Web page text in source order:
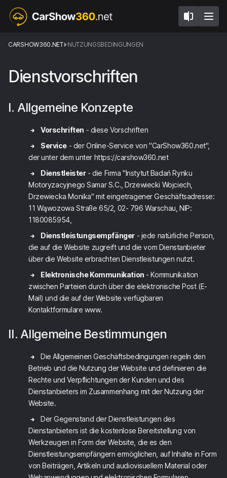
CARSHOW360.NET NUTZUNGSBEDINGUNGEN
Dienstvorschriften
I. Allgemeine Konzepte
Vorschriften - diese Vorschriften
Service - der Online-Service von "CarShow360.net",
der unter dem unter https://carshow360.net
Dienstleister- die Firma "Instytut Badań Rynku
Motoryzacyjnego Samar S.C., Drzewiecki Wojciech,
Drzewiecka Monika" mit eingetragener Geschäftsadresse:
11 Wąwozowa Straße 65/2, 02- 796 Warschau, NIP:
1180085954,
Dienstleistungsempfänger- jede natürliche Person,
die auf die Website zugreift und die vom Dienstanbieter
über die Website erbrachten Dienstleistungen nutzt.
Elektronische Kommunikation - Kommunikation
zwischen Parteien durch über die elektronische Post (E-
Mail) und die auf der Website verfügbaren
Kontaktformulare www.
II. Allgemeine Bestimmungen
Die Allgemeinen Geschäftsbedingungen regeln den
Betrieb und die Nutzung der Website und definieren die
Rechte und Verpflichtungen der Kunden und des
Dienstanbieters im Zusammenhang mit der Nutzung der
Website.
Der Gegenstand der Dienstleistungen des
Dienstanbieters ist die kostenlose Bereitstellung von
Werkzeugen in Form der Website, die es den
Dienstleistungsempfängern ermöglichen, auf Inhalte in Form
von Beiträgen, Artikeln und audiovisuellem Material oder